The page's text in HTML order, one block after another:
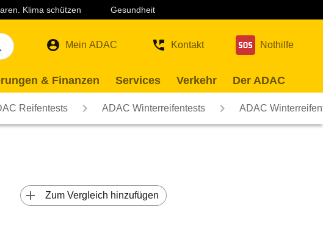
Klima schützen Gesundheit
Mein ADAC Kontakt Nothilfe
& Finanzen Services Verkehr Der ADAC
Reifentests ADAC Winterreifentests ADAC
Zum Vergleich hinzufügen